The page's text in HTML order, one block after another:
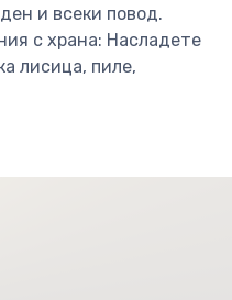
и всеки повод.
с храна: Насладете
лисица, пиле,